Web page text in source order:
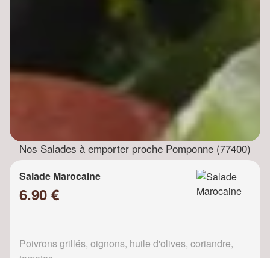
Nos Salades à emporter proche Pomponne (77400)
Salade Marocaine
6.90 €
Poivrons grillés, oignons, huile d'olives, coriandre,